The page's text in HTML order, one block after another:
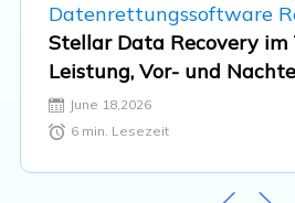
Datenrettungssoftware
Stellar Data Recovery im
Leistung, Vor- und
[Vollständiger Testbericht
2026]
June 18,2026
6min. Lesezeit